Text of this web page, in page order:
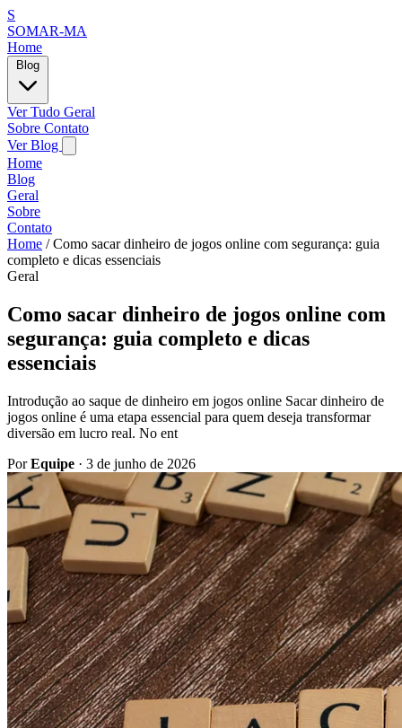
S
SOMAR-MA
Home
Ver Tudo Geral
Sobre Contato
Ver Blog
Home
Blog
Geral
Sobre
Contato
Home / Como sacar dinheiro de jogos online com segurança: guia
completo e dicas essenciais
Geral
Como sacar dinheiro de jogos online com
segurança: guia completo e dicas
essenciais
Introdução ao saque de dinheiro em jogos online Sacar dinheiro de
jogos online é uma etapa essencial para quem deseja transformar
diversão em lucro real. No ent
PorEquipe · 3 de junho de 2026